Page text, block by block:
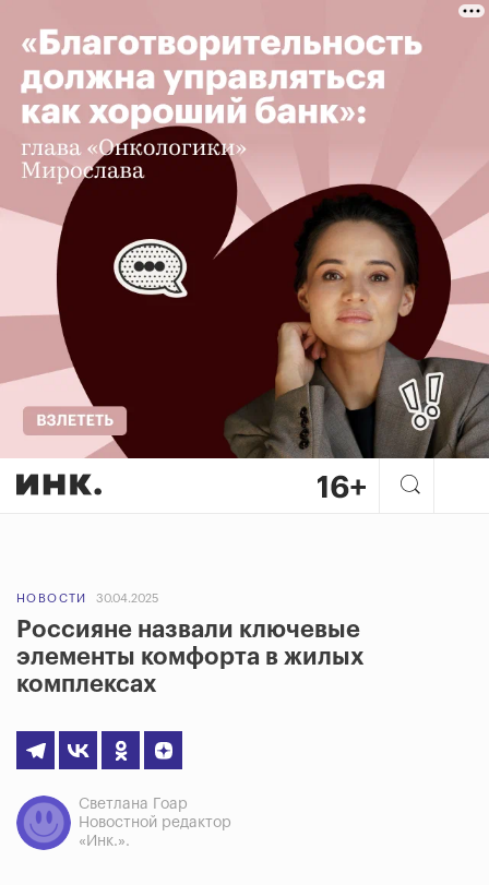
НОВОСТИ 30.04.2025
Россияне назвали ключевые
элементы комфорта в жилых
комплексах
Светлана Гоар
Новостной редактор
«Инк.».